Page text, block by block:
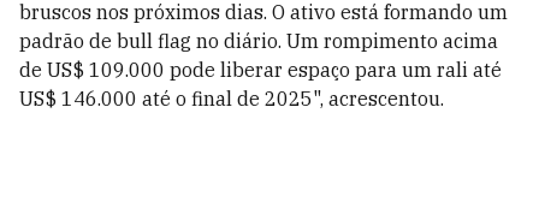
bruscos nos próximos dias. O ativo está formando um
padrão de bull flag no diário. Um rompimento acima
de US$ 109.000 pode liberar espaço para um rali até
US$ 146.000 até o final de 2025", acrescentou.